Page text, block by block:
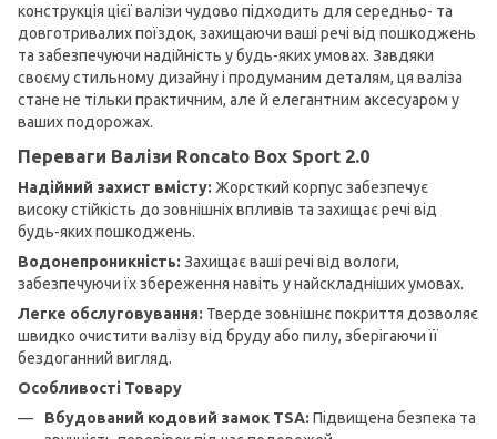
конструкція цієї валізи чудово підходить для середньо- та
довготривалих поїздок, захищаючи ваші речі від пошкоджень
та забезпечуючи надійність у будь-яких умовах. Завдяки
своєму стильному дизайну і продуманим деталям, ця валіза
стане не тільки практичним, але й елегантним аксесуаром у
ваших подорожах.
Переваги Валізи Roncato Box Sport 2.0
Надійний захист вмісту: Жорсткий корпус забезпечує
високу стійкість до зовнішніх впливів та захищає речі від
будь-яких пошкоджень.
Водонепроникність: Захищає ваші речі від вологи,
забезпечуючи їх збереження навіть у найскладніших умовах.
Легке обслуговування: Тверде зовнішнє покриття дозволяє
швидко очистити валізу від бруду або пилу, зберігаючи її
бездоганний вигляд.
Особливості Товару
Вбудований кодовий замок TSA: Підвищена безпека та